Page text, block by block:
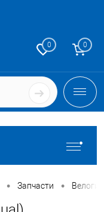
0 0
• Запчасти •